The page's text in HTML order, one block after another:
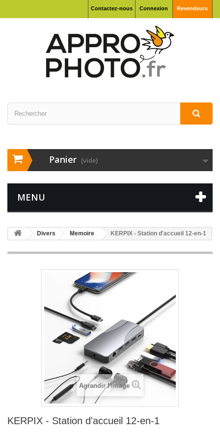
Connexion Revendeurs
Contactez-nous
Panier (vide)
MENU
Divers Memoire KERPIX - Station d'accueil 12-en-1
Agrandir l'image
KERPIX - Station d'accueil 12-en-1